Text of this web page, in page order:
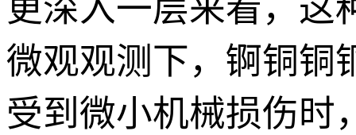
更深入一层来看，这
微观观测下，锕铜铜
受到微小机械损伤时